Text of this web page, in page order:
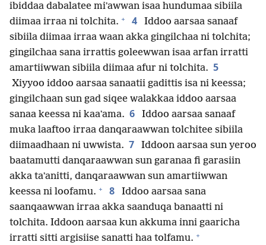
ibiddaa dabalatee miʼawwan isaa hundumaa sibiila
diimaa irraa ni tolchita. + 4
Iddoo aarsaa sanaaf
sibiila diimaa irraa waan akka gingilchaa ni tolchita;
gingilchaa sana irrattis goleewwan isaa arfan irratti
amartiiwwan sibiila diimaa afur ni tolchita. 5
Xiyyoo iddoo aarsaa sanaatii gadittis isa ni keessa;
gingilchaan sun gad siqee walakkaa iddoo aarsaa
sanaa keessa ni kaaʼama. 6
Iddoo aarsaa sanaaf
muka laaftoo irraa danqaraawwan tolchitee sibiila
diimaadhaan ni uwwista. 7
Iddoon aarsaa sun yeroo
baatamutti danqaraawwan sun garanaa fi garasiin
akka taʼanitti, danqaraawwan sun amartiiwwan
keessa ni loofamu. + 8
Iddoo aarsaa sana
saanqaawwan irraa akka saanduqa banaatti ni
tolchita. Iddoon aarsaa kun akkuma inni gaaricha
irratti sitti argisiise sanatti haa tolfamu. +